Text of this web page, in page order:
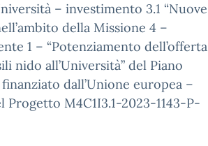
– investimento 3.1 “Nuove
della Missione 4 –
1 – “Potenziamento dell’offerta
nido all’Università” del Piano
dall’Unione europea –
M4C1I3.1-2023-1143-P-